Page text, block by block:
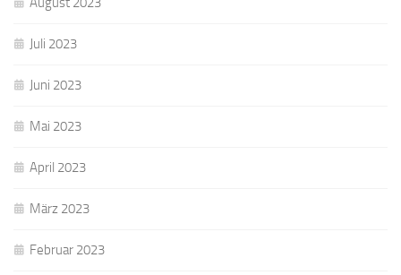
Juli 2023
Juni 2023
Mai 2023
April 2023
März 2023
Februar 2023